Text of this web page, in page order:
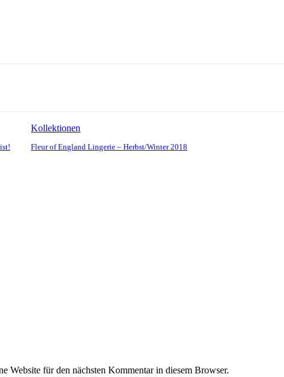
Kollektionen
Fleur of England Lingerie – Herbst/Winter 2018
Website für den nächsten Kommentar in diesem Browser.